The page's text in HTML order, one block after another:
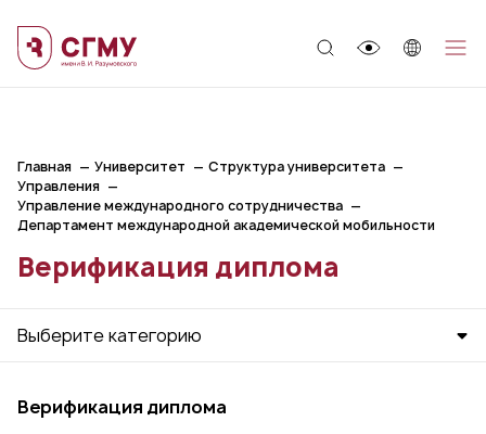
Главная Университет
Структура университета
Управления
Управление международного сотрудничества
Департамент международной академической мобильности
Верификация диплома
Выберите категорию
Верификация диплома